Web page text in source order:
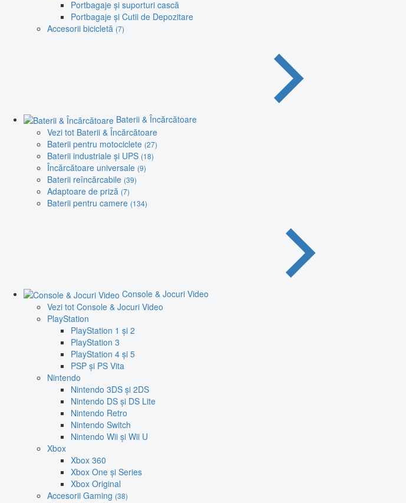
Portbagaje și suporturi cască
Portbagaje și Cutii de Depozitare
Accesorii bicicletă (7)
Baterii & Încărcătoare
Vezi tot Baterii & Încărcătoare
Baterii pentru motociclete (27)
Baterii industriale și UPS (18)
Încărcătoare universale (9)
Baterii reîncărcabile (39)
Adaptoare de priză (7)
Baterii pentru camere (134)
Console & Jocuri Video
Vezi tot Console & Jocuri Video
PlayStation
PlayStation 1 și 2
PlayStation 3
PlayStation 4 și 5
PSP și PS Vita
Nintendo
Nintendo 3DS și 2DS
Nintendo DS și DS Lite
Nintendo Retro
Nintendo Switch
Nintendo Wii și Wii U
Xbox
Xbox 360
Xbox One și Series
Xbox Original
Accesorii Gaming (38)